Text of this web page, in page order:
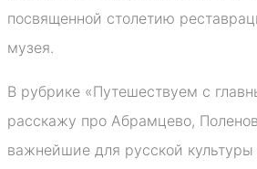
посвященной столетию
музея.
В рубрике «Путешествуем с
расскажу про Абрамцево,
важнейшие для русской